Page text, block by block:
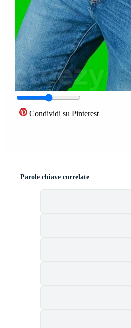
Condividi su Pinterest
Parole chiave correlate